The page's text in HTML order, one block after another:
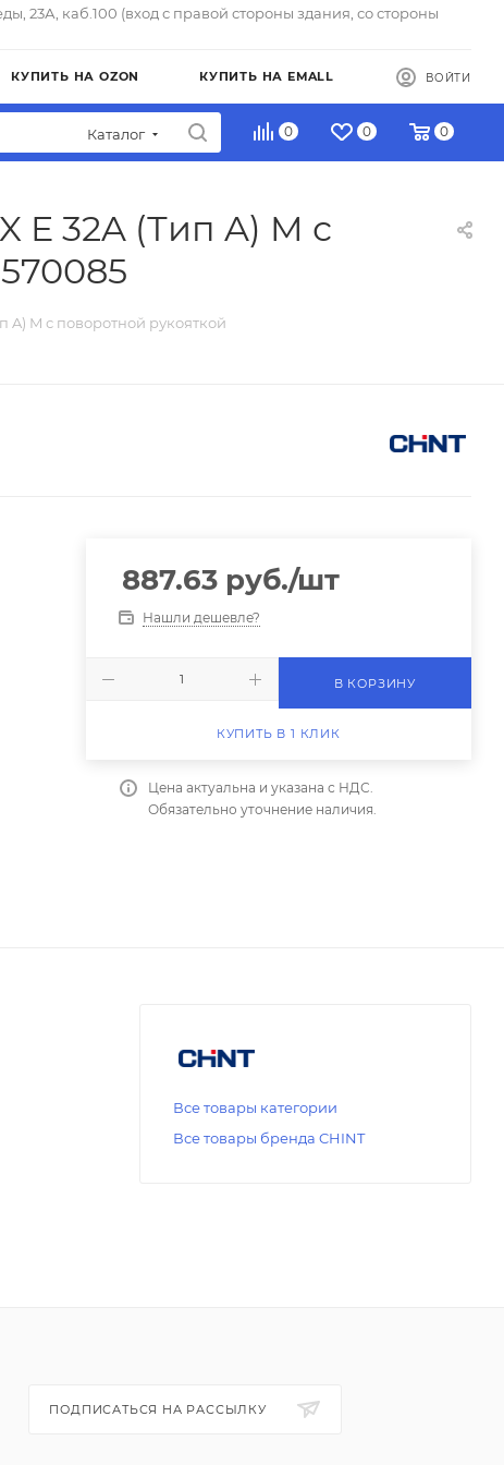
23А, каб.100 (вход с правой стороны здания, со стороны
КУПИТЬ НА OZON КУПИТЬ НА EMALL ВОЙТИ
Каталог 0 0 0
E 32A (Тип A) M с
A) M с поворотной рукояткой
887.63руб./шт
Нашли дешевле?
В КОРЗИНУ
КУПИТЬ В 1 КЛИК
Цена актуальна и указана с НДС.
Обязательно уточнение наличия.
Все товары категории
Все товары бренда CHINT
ПОДПИСАТЬСЯ НА РАССЫЛКУ